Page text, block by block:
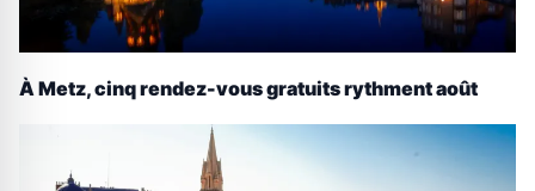
À Metz, cinq rendez-vous gratuits rythment août